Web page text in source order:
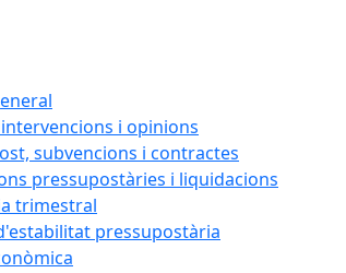
i opinions
subvencions i contractes
pressupostàries i liquidacions
trimestral
pressupostària